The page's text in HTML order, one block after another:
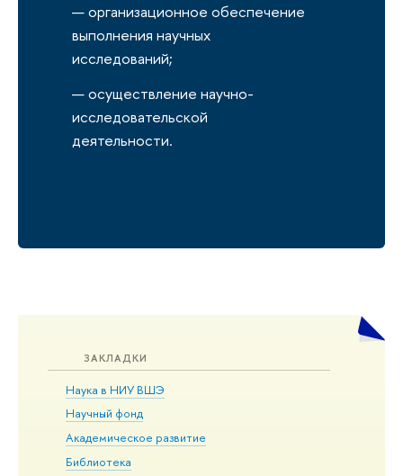
ЗАКЛАДКИ
Наука в НИУ ВШЭ
Научный фонд
Академическое развитие
Библиотека
организационное обеспечение
выполнения научных
исследований;
осуществление научно-
исследовательской
деятельности.